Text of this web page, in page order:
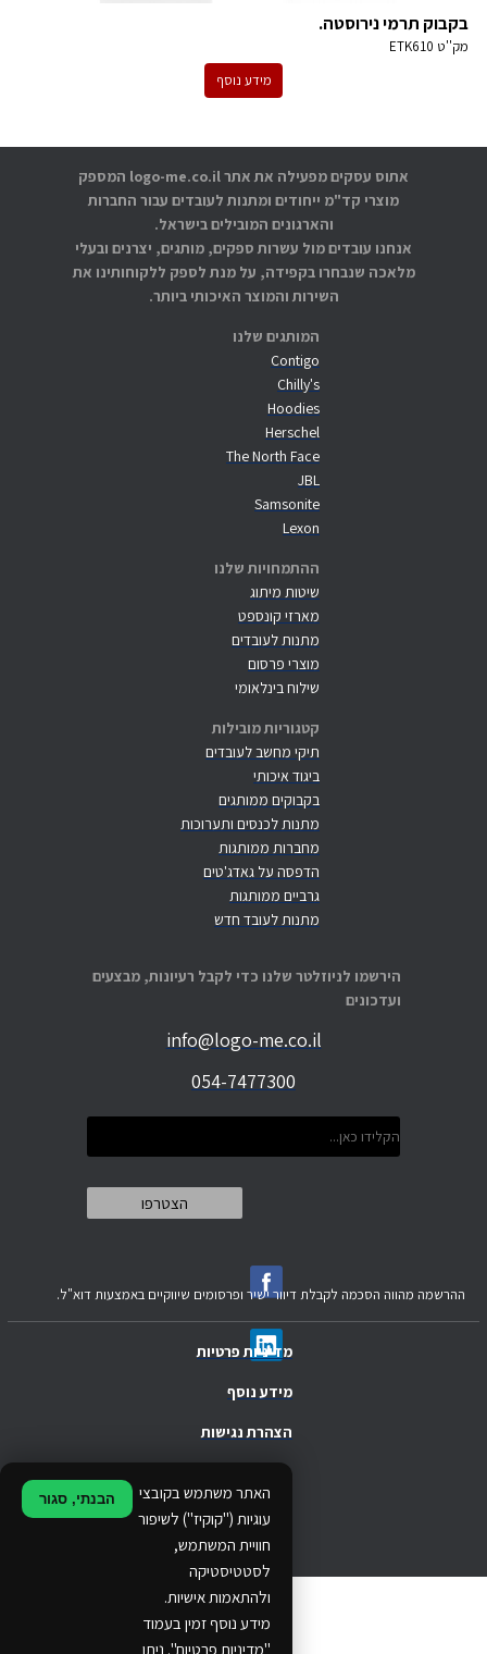
בקבוק תרמי נירוסטה.
מק''ט ETK610
מידע נוסף
המותגים שלנו
Contigo
Chilly's
Hoodies
Herschel
The North Face
JBL
Samsonite
Lexon
ההתמחויות שלנו
שיטות מיתוג
מארזי קונספט
מתנות לעובדים
מוצרי פרסום
שילוח בינלאומי
קטגוריות מובילות
תיקי מחשב לעובדים
ביגוד איכותי
בקבוקים ממותגים
מתנות לכנסים ותערוכות
מחברות ממותגות
הדפסה על גאדג'טים
גרביים ממותגות
מתנות לעובד חדש
אתוס עסקים מפעילה את אתר logo-me.co.il המספק
מוצרי קד"מ ייחודים ומתנות לעובדים עבור החברות
והארגונים המובילים בישראל.
אנחנו עובדים מול עשרות ספקים, מותגים, יצרנים ובעלי
מלאכה שנבחרו בקפידה, על מנת לספק ללקוחותינו את
השירות והמוצר האיכותי ביותר.
הירשמו לניוזלטר שלנו כדי לקבל רעיונות, מבצעים
ועדכונים
info@logo-me.co.il
054-7477300
מדיניות פרטיות
האתר משתמש בקובצי
עוגיות ("קוקיז") לשיפור
חוויית המשתמש,
לסטטיסטיקה
ולהתאמות אישיות.
מידע נוסף זמין בעמוד
"מדיניות פרטיות". ניתן
הבנתי, סגור
מידע נוסף
.
הצהרת נגישות
ההרשמה מהווה הסכמה לקבלת דיוור ישיר ופרסומים שיווקיים באמצעות דוא"ל.
© 2024 Ethos Business. All rights reserved.